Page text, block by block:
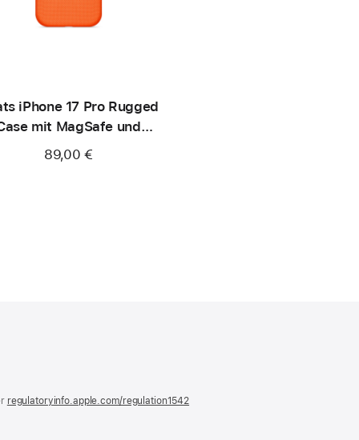
iPhone 17 Pro Rugged
mit MagSafe und
- Nevada
Orange
89,00 €
regulatoryinfo.apple.com/regulation1542